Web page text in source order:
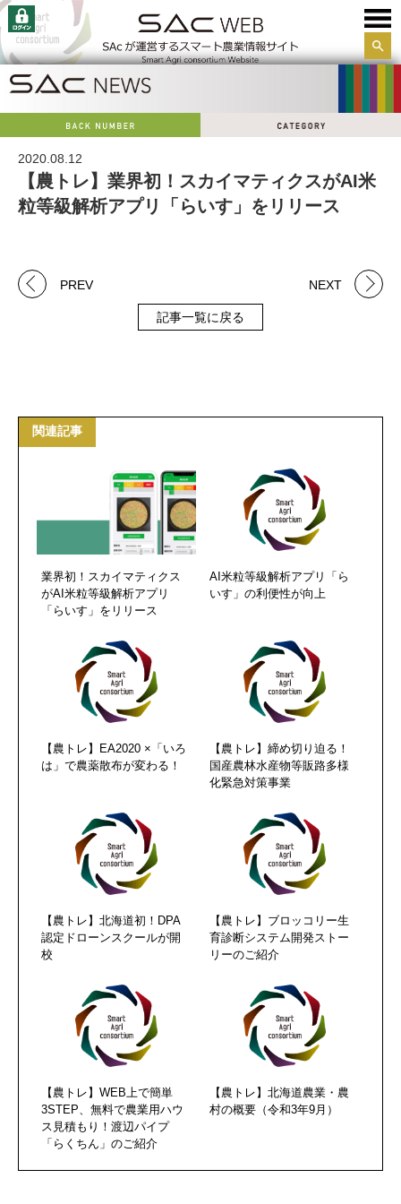
サイ
2020.08.12
【農トレ】業界初！スカイマティクスがAI米
粒等級解析アプリ「らいす」をリリース
PREV
記事一覧に戻る
NEXT
関連記事
業界初！スカイマティクス
がAI米粒等級解析アプリ
「らいす」をリリース
AI米粒等級解析アプリ「ら
いす」の利便性が向上
【農トレ】EA2020 ×「いろ
は」で農薬散布が変わる！
【農トレ】締め切り迫る！
国産農林水産物等販路多様
化緊急対策事業
【農トレ】北海道初！DPA
認定ドローンスクールが開
校
【農トレ】ブロッコリー生
育診断システム開発ストー
リーのご紹介
【農トレ】WEB上で簡単
3STEP、無料で農業用ハウ
ス見積もり！渡辺パイプ
「らくちん」のご紹介
【農トレ】北海道農業・農
村の概要（令和3年9月）